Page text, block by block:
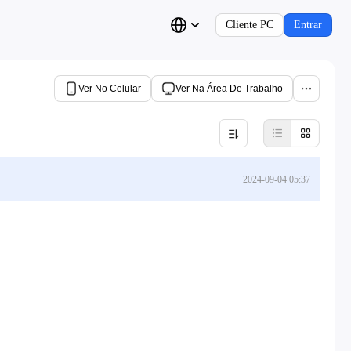
Cliente PC Entrar
Ver No Celular Ver Na Área De Trabalho
2024-09-04 05:37